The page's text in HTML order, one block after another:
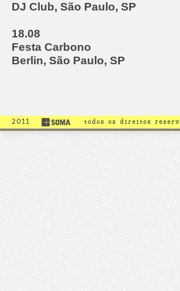
DJ Club, São Paulo, SP
18.08
Festa Carbono
Berlin, São Paulo, SP
2011 todos os direitos